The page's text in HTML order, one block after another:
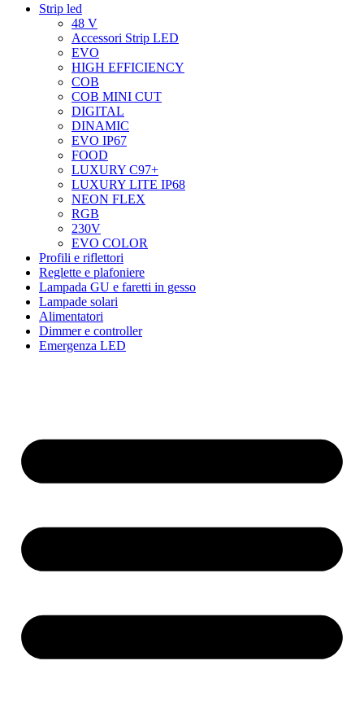
Strip led
48 V
Accessori Strip LED
EVO
HIGH EFFICIENCY
COB
COB MINI CUT
DIGITAL
DINAMIC
EVO IP67
FOOD
LUXURY C97+
LUXURY LITE IP68
NEON FLEX
RGB
230V
EVO COLOR
Profili e riflettori
Reglette e plafoniere
Lampada GU e faretti in gesso
Lampade solari
Alimentatori
Dimmer e controller
Emergenza LED